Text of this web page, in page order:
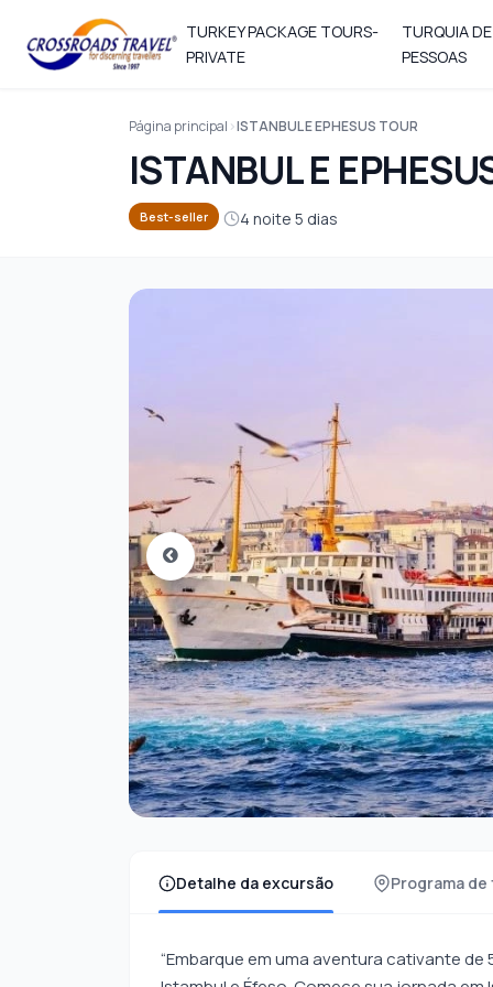
TURKEY PACKAGE TOURS-
PRIVATE
TURQUIA
PESSOAS
Página principal ISTANBUL E EPHESUS TOUR
ISTANBUL E
Best-seller 4 noite 5 dias
Detalhe da excursão Programa
“Embarque em uma aventura cativante